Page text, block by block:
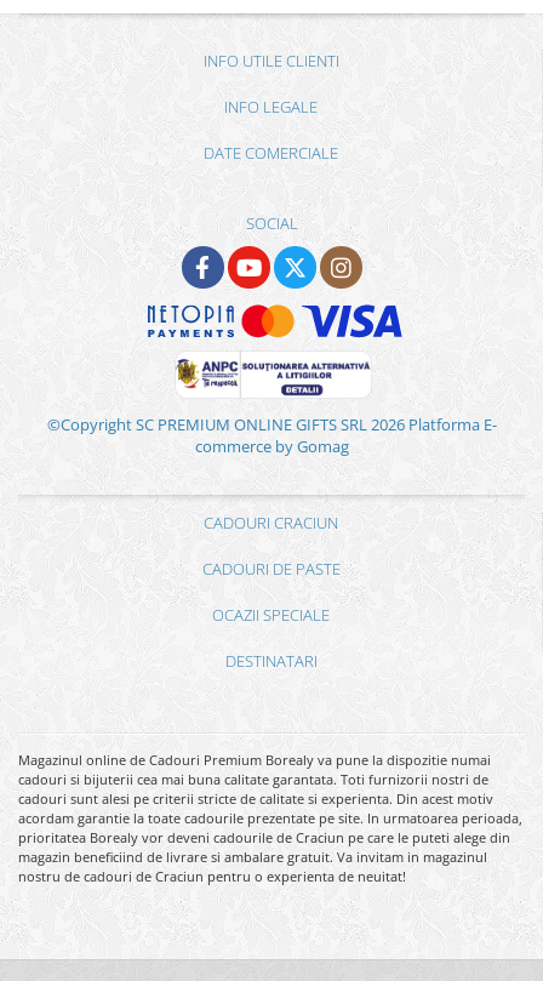
INFO UTILE CLIENTI
INFO LEGALE
DATE COMERCIALE
SOCIAL
©Copyright SC PREMIUM ONLINE GIFTS SRL 2026 Platforma E-
commerce by Gomag
CADOURI CRACIUN
CADOURI DE PASTE
OCAZII SPECIALE
DESTINATARI
Magazinul online de Cadouri Premium Borealy va pune la dispozitie numai
cadouri si bijuterii cea mai buna calitate garantata. Toti furnizorii nostri de
cadouri sunt alesi pe criterii stricte de calitate si experienta. Din acest motiv
acordam garantie la toate cadourile prezentate pe site. In urmatoarea perioada,
prioritatea Borealy vor deveni cadourile de Craciun pe care le puteti alege din
magazin beneficiind de livrare si ambalare gratuit. Va invitam in magazinul
nostru de cadouri de Craciun pentru o experienta de neuitat!